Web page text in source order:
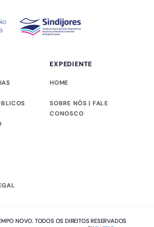
EXPEDIENTE
HOME
SOBRE NÓS | FALE
CONOSCO
NOVO. TODOS OS DIREITOS RESERVADOS